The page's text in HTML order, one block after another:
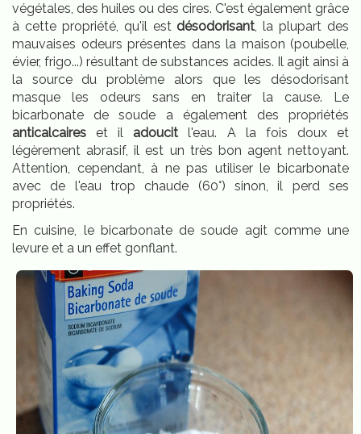
végétales, des huiles ou des cires. C'est également grâce
à cette propriété, qu'il est désodorisant, la plupart des
mauvaises odeurs présentes dans la maison (poubelle,
évier, frigo...) résultant de substances acides. Il agit ainsi à
la source du problème alors que les désodorisant
masque les odeurs sans en traiter la cause. Le
bicarbonate de soude a également des propriétés
anticalcaires et il adoucit l'eau. A la fois doux et
légèrement abrasif, il est un très bon agent nettoyant.
Attention, cependant, à ne pas utiliser le bicarbonate
avec de l'eau trop chaude (60°) sinon, il perd ses
propriétés.
En cuisine, le bicarbonate de soude agit comme une
levure et a un effet gonflant.